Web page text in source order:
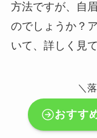
方法ですが、自
のでしょうか？
いて、詳しく見
＼
おすす